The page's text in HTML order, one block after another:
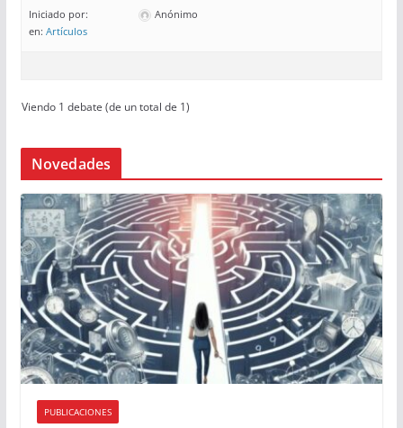
Iniciado por:
Anónimo
en: Artículos
Viendo 1 debate (de un total de 1)
Novedades
PUBLICACIONES